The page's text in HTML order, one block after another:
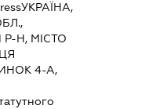
УКРАЇНА,
Н, МІСТО
4-А,